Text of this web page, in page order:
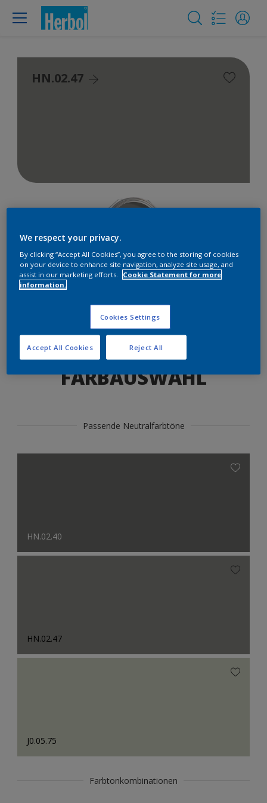
HN.02.47
Produkte in diesem Farbton finden
FARBAUSWAHL
Passende Neutralfarbtöne
HN.02.40
HN.02.47
J0.05.75
Farbtonkombinationen
We respect your privacy.
By clicking “Accept All Cookies”, you agree to the storing of cookies
on your device to enhance site navigation, analyze site usage, and
assist in our marketing efforts.
Cookie Statement for more
information.
Cookies Settings
Reject All
Accept All Cookies